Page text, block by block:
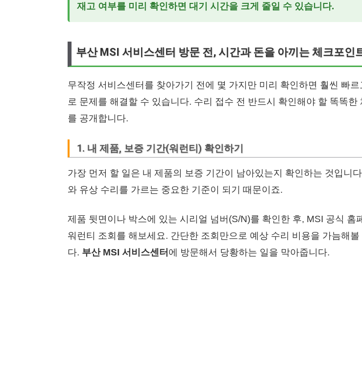
재고 여부를 미리 확인하면 대기 시간을 크게 줄일 수 있습니다.
부산 MSI 서비스센터 방문 전, 시간과 돈을 아끼는 체크포인
무작정 서비스센터를 찾아가기 전에 몇 가지만 미리 확인하면 훨씬 빠르
로 문제를 해결할 수 있습니다. 수리 접수 전 반드시 확인해야 할 똑똑한
를 공개합니다.
1. 내 제품, 보증 기간(워런티) 확인하기
가장 먼저 할 일은 내 제품의 보증 기간이 남아있는지 확인하는 것입니
와 유상 수리를 가르는 중요한 기준이 되기 때문이죠.
제품 뒷면이나 박스에 있는 시리얼 넘버(S/N)를 확인한 후, MSI 공식 홈
워런티 조회를 해보세요. 간단한 조회만으로 예상 수리 비용을 가늠해볼
다. 부산 MSI 서비스센터 에 방문해서 당황하는 일을 막아줍니다.